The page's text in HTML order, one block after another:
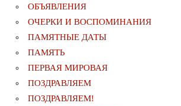
ОБЪЯВЛЕНИЯ
ОЧЕРКИ И ВОСПОМИНАНИЯ
ПАМЯТНЫЕ ДАТЫ
ПАМЯТЬ
ПЕРВАЯ МИРОВАЯ
ПОЗДРАВЛЯЕМ
ПОЗДРАВЛЯЕМ!